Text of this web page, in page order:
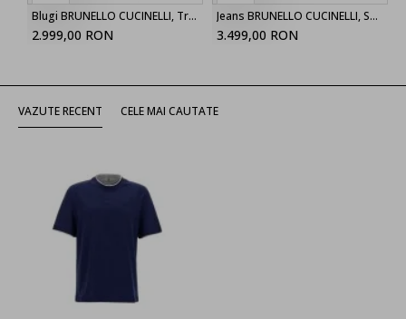
Blugi BRUNELLO CUCINELLI, Trousers Blue, Navy Blue
2.999,00 RON
Jeans BRUNELLO CUCINELLI, Solomeo crest jeans
3.499,00 RON
VAZUTE RECENT CELE MAI CAUTATE